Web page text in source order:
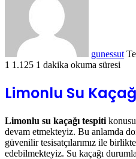
gunessut
1 1.125 1 dakika okuma süresi
Limonlu Su
Limonlu su kaçağı tespiti
devam etmekteyiz. Bu anlamda
güvenilir tesisatçılarımız ile
edebilmekteyiz. Su kaçağı